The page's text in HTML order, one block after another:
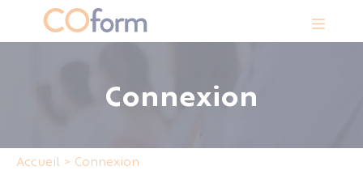
Connexion
Accueil > Connexion
Panneau de gestion des cookies